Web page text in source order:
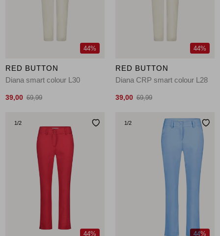
44%
RED BUTTON
Diana smart colour L30
39,00 69,99
44%
RED BUTTON
Diana CRP smart colour L28
39,00 69,99
1/2
44%
1/2
44%